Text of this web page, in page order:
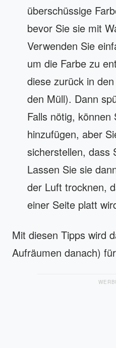
überschüssige
bevor Sie sie mit
Verwenden Sie
um die Farbe zu
diese zurück in
den Müll). Dann
Falls nötig, können
hinzufügen, aber
sicherstellen, dass
Lassen Sie sie
der Luft trocknen,
einer Seite platt
Mit diesen Tipps wird
Aufräumen danach)